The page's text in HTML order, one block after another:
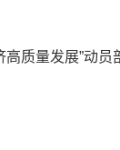
质量发展”动员